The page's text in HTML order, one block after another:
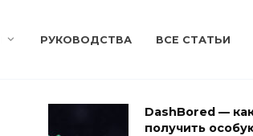
РУКОВОДСТВА ВСЕ СТАТЬИ
DashBored —
получить